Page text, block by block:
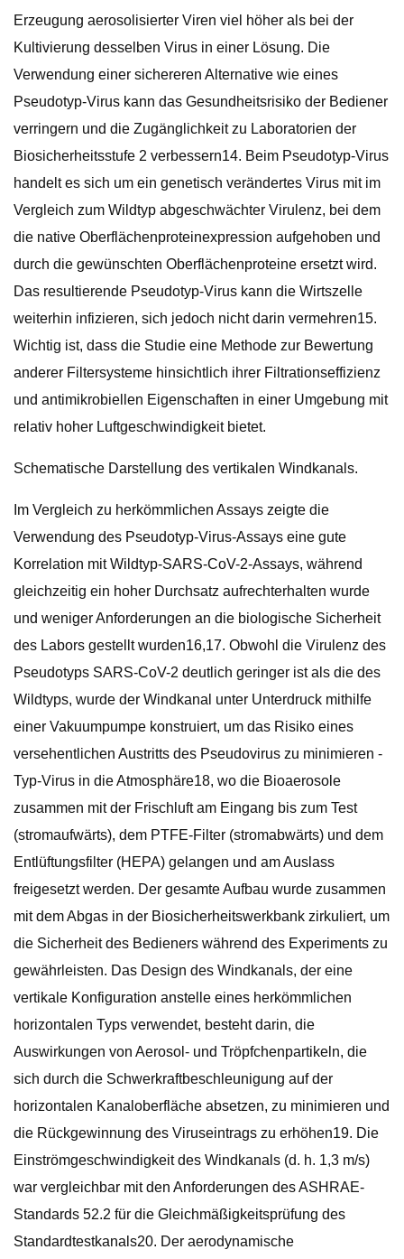
Erzeugung aerosolisierter Viren viel höher als bei der
Kultivierung desselben Virus in einer Lösung. Die
Verwendung einer sichereren Alternative wie eines
Pseudotyp-Virus kann das Gesundheitsrisiko der Bediener
verringern und die Zugänglichkeit zu Laboratorien der
Biosicherheitsstufe 2 verbessern14. Beim Pseudotyp-Virus
handelt es sich um ein genetisch verändertes Virus mit im
Vergleich zum Wildtyp abgeschwächter Virulenz, bei dem
die native Oberflächenproteinexpression aufgehoben und
durch die gewünschten Oberflächenproteine ​​ersetzt wird.
Das resultierende Pseudotyp-Virus kann die Wirtszelle
weiterhin infizieren, sich jedoch nicht darin vermehren15.
Wichtig ist, dass die Studie eine Methode zur Bewertung
anderer Filtersysteme hinsichtlich ihrer Filtrationseffizienz
und antimikrobiellen Eigenschaften in einer Umgebung mit
relativ hoher Luftgeschwindigkeit bietet.
Schematische Darstellung des vertikalen Windkanals.
Im Vergleich zu herkömmlichen Assays zeigte die
Verwendung des Pseudotyp-Virus-Assays eine gute
Korrelation mit Wildtyp-SARS-CoV-2-Assays, während
gleichzeitig ein hoher Durchsatz aufrechterhalten wurde
und weniger Anforderungen an die biologische Sicherheit
des Labors gestellt wurden16,17. Obwohl die Virulenz des
Pseudotyps SARS-CoV-2 deutlich geringer ist als die des
Wildtyps, wurde der Windkanal unter Unterdruck mithilfe
einer Vakuumpumpe konstruiert, um das Risiko eines
versehentlichen Austritts des Pseudovirus zu minimieren -
Typ-Virus in die Atmosphäre18, wo die Bioaerosole
zusammen mit der Frischluft am Eingang bis zum Test
(stromaufwärts), dem PTFE-Filter (stromabwärts) und dem
Entlüftungsfilter (HEPA) gelangen und am Auslass
freigesetzt werden. Der gesamte Aufbau wurde zusammen
mit dem Abgas in der Biosicherheitswerkbank zirkuliert, um
die Sicherheit des Bedieners während des Experiments zu
gewährleisten. Das Design des Windkanals, der eine
vertikale Konfiguration anstelle eines herkömmlichen
horizontalen Typs verwendet, besteht darin, die
Auswirkungen von Aerosol- und Tröpfchenpartikeln, die
sich durch die Schwerkraftbeschleunigung auf der
horizontalen Kanaloberfläche absetzen, zu minimieren und
die Rückgewinnung des Viruseintrags zu erhöhen19. Die
Einströmgeschwindigkeit des Windkanals (d. h. 1,3 m/s)
war vergleichbar mit den Anforderungen des ASHRAE-
Standards 52.2 für die Gleichmäßigkeitsprüfung des
Standardtestkanals20. Der aerodynamische